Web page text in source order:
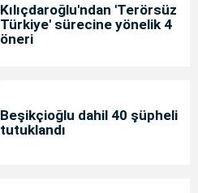
Kılıçdaroğlu'ndan 'Terörsüz
Türkiye' sürecine yönelik 4
öneri
Beşikçioğlu dahil 40 şüpheli
tutuklandı